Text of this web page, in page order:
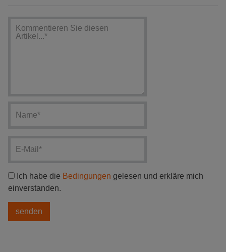
Ich habe die Bedingungen gelesen und erkläre mich
einverstanden.